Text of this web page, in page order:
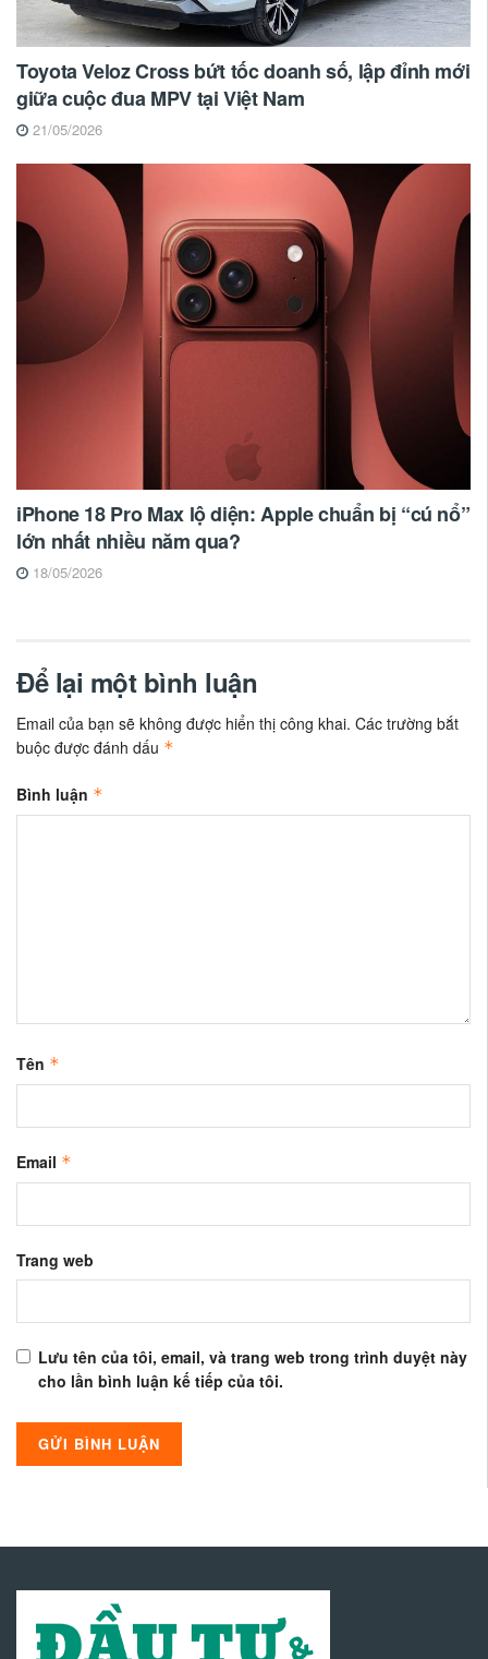
Toyota Veloz Cross bứt tốc doanh số, lập đỉnh mới
giữa cuộc đua MPV tại Việt Nam
21/05/2026
iPhone 18 Pro Max lộ diện: Apple chuẩn bị “cú nổ”
lớn nhất nhiều năm qua?
18/05/2026
Để lại một bình luận
Email của bạn sẽ không được hiển thị công khai. Các trường bắt
buộc được đánh dấu *
Bình luận *
Tên *
Email *
Trang web
Lưu tên của tôi, email, và trang web trong trình duyệt này
cho lần bình luận kế tiếp của tôi.